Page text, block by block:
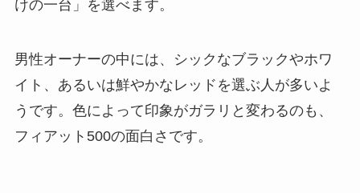
けの一台」を選べます。
男性オーナーの中には、シックなブラックやホワ
イト、あるいは鮮やかなレッドを選ぶ人が多いよ
うです。色によって印象がガラリと変わるのも、
フィアット500の面白さです。